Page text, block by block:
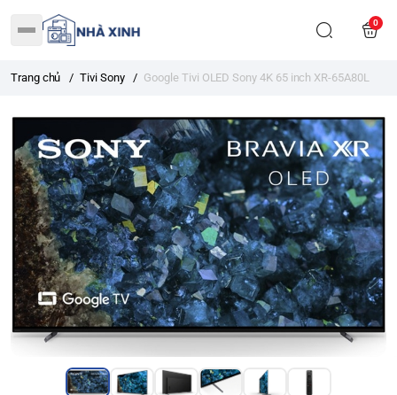
0
Trang chủ / Tivi Sony / Google Tivi OLED Sony 4K 65 inch XR-65A80L